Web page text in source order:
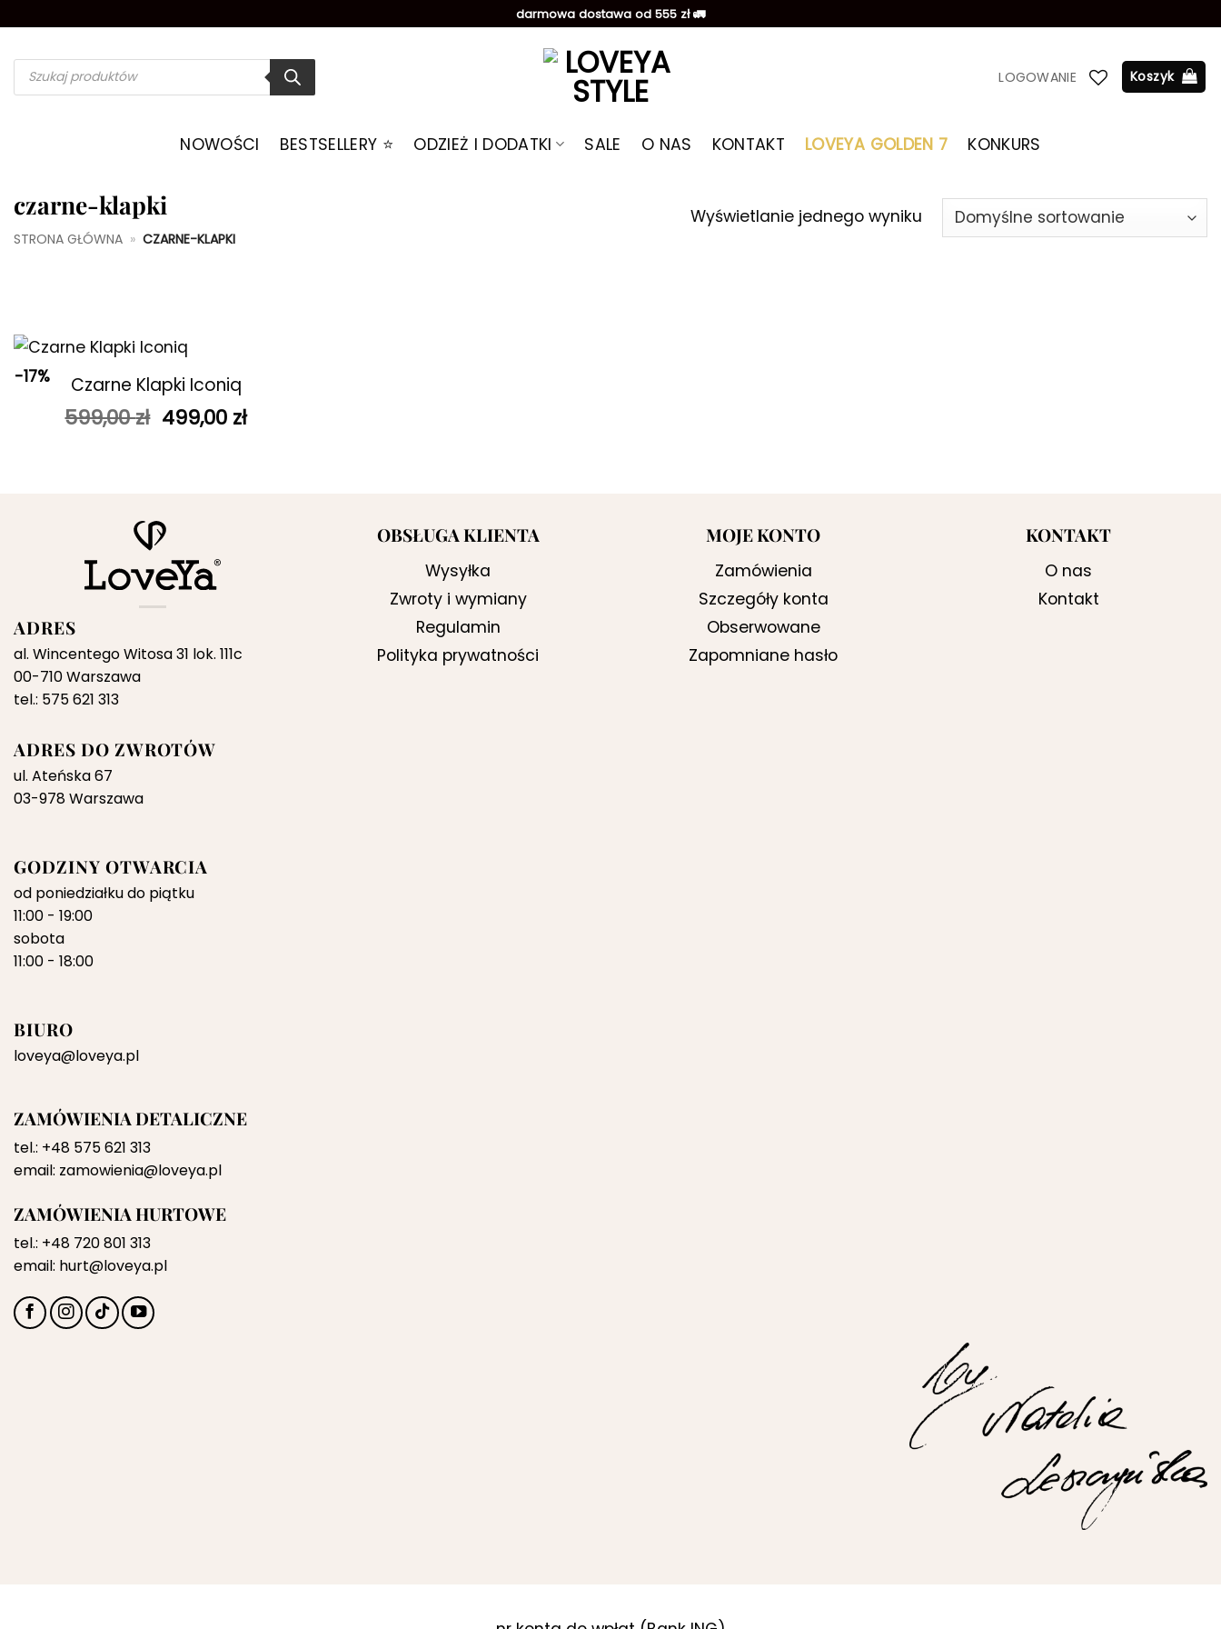
zawartości
darmowa dostawa od 555 zł 🚛
Wyszukiwarka
produktów LOGOWANIE Koszyk
NOWOŚCI BESTSELLERY ⭐️ ODZIEŻ I DODATKI SALE O NAS KONTAKT LOVEYA GOLDEN 7 KONKURS
czarne-klapki
STRONA GŁÓWNA » CZARNE-KLAPKI
Wyświetlanie jednego wyniku
-17%
Dodaj do
+
Czarne Klapki Iconiq
599,00zł Pierwotna
cena
499,00 złAktualna
ADRES
al. Wincentego Witosa 31 lok. 111c
00-710 Warszawa
tel.: 575 621 313
ADRES DO ZWROTÓW
ul. Ateńska 67
03-978 Warszawa
GODZINY OTWARCIA
od poniedziałku do piątku
11:00 - 19:00
sobota
11:00 - 18:00
BIURO
loveya@loveya.pl
ZAMÓWIENIA DETALICZNE
tel.: +48 575 621 313
email: zamowienia@loveya.pl
ZAMÓWIENIA HURTOWE
tel.: +48 720 801 313
email: hurt@loveya.pl
OBSŁUGA KLIENTA
Wysyłka
Zwroty i wymiany
Regulamin
Polityka prywatności
MOJE KONTO
Zamówienia
Szczegóły konta
Obserwowane
Zapomniane hasło
KONTAKT
O nas
Kontakt